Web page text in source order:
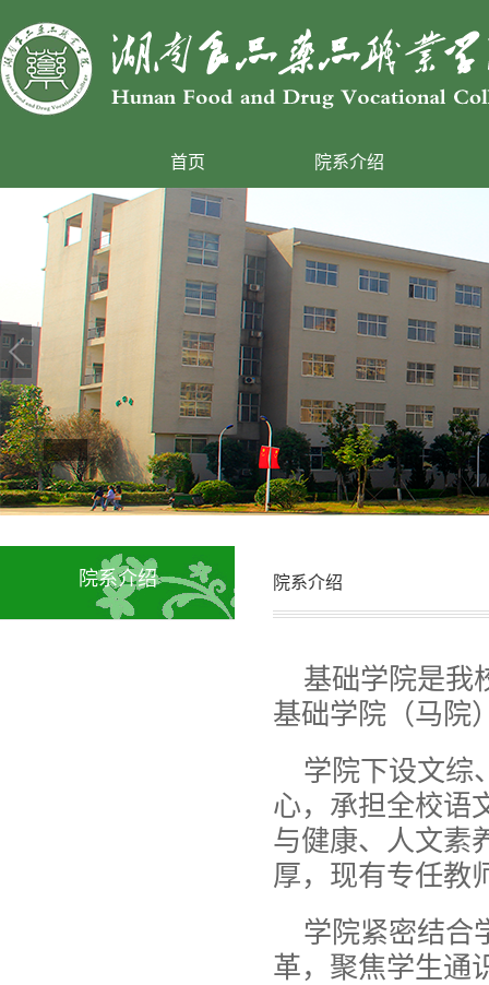
首页 院系介绍
院系介绍 院系介绍
基础学院是我
基础学院（马院
学院下设文综
心，承担全校语
与健康、人文素
厚，现有专任教
学院紧密结合
革，聚焦学生通